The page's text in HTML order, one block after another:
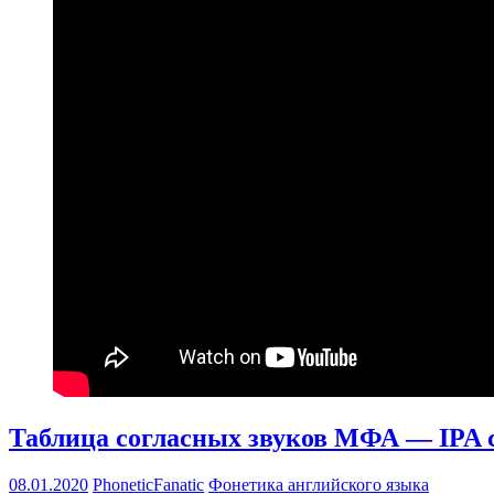
Таблица согласных звуков МФА — IPA
08.01.2020 PhoneticFanatic Фонетика английского языка